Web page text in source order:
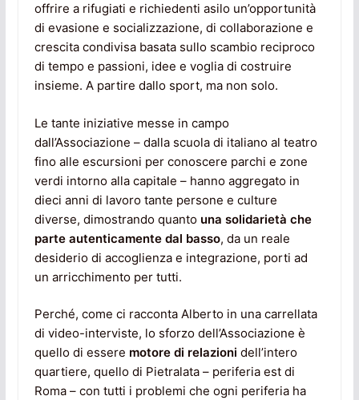
offrire a rifugiati e richiedenti asilo un’opportunità
di evasione e socializzazione, di collaborazione e
crescita condivisa basata sullo scambio reciproco
di tempo e passioni, idee e voglia di costruire
insieme. A partire dallo sport, ma non solo.
Le tante iniziative messe in campo
dall’Associazione – dalla scuola di italiano al teatro
fino alle escursioni per conoscere parchi e zone
verdi intorno alla capitale – hanno aggregato in
dieci anni di lavoro tante persone e culture
diverse, dimostrando quanto una solidarietà che
parte autenticamente dal basso, da un reale
desiderio di accoglienza e integrazione, porti ad
un arricchimento per tutti.
Perché, come ci racconta Alberto in una carrellata
di video-interviste, lo sforzo dell’Associazione è
quello di essere motore di relazioni dell’intero
quartiere, quello di Pietralata – periferia est di
Roma – con tutti i problemi che ogni periferia ha